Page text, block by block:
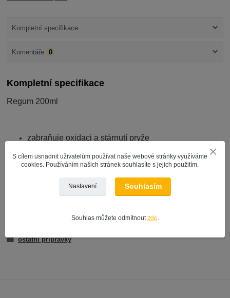
Kompletní specifikace
Komentáře 0
Kompletní specifikace
Regum 200ml
zabraňuje oxidaci a stárnutí pryže
obnovuje elastičnost, pružnost a soudržnost
ostatní přípravky
S cílem usnadnit uživatelům používat naše webové stránky využíváme
cookies. Používáním našich stránek souhlasíte s jejich použitím.
Nastavení Souhlasím
Souhlas můžete odmítnout zde